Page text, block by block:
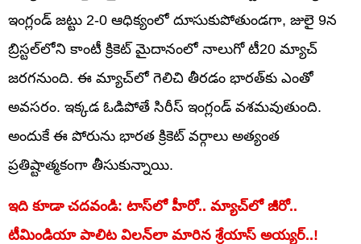
ఇంగ్లండ్ జట్టు 2-0 ఆధిక్యంలో దూసుకుపోతుండగా, జులై 9న
బ్రిస్టల్‌లోని కాంటీ క్రికెట్ మైదానంలో నాలుగో టీ20 మ్యాచ్
జరగనుంది. ఈ మ్యాచ్‌లో గెలిచి తీరడం భారత్‌కు ఎంతో
అవసరం. ఇక్కడ ఓడిపోతే సిరీస్ ఇంగ్లండ్ వశమవుతుంది.
అందుకే ఈ పోరును భారత క్రికెట్ వర్గాలు అత్యంత
ప్రతిష్టాత్మకంగా తీసుకున్నాయి.
ఇది కూడా చదవండి: టాస్‌లో హీరో.. మ్యాచ్‌లో జీరో..
టీమిండియా పాలిట విలన్‌లా మారిన శ్రేయాస్ అయ్యర్..!